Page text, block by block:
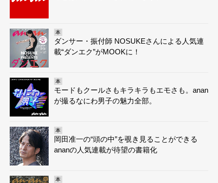
本
ダンサー・振付師 NOSUKEさんによる人気連
載“ダンエク”がMOOKに！
本
モードもクールさもキラキラもエモさも。anan
が撮るなにわ男子の魅力全部。
本
岡田准一の“頭の中”を覗き見ることができる
ananの人気連載が待望の書籍化
本